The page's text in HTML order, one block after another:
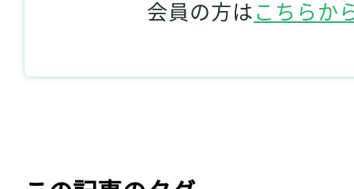
会員の方はこちらか